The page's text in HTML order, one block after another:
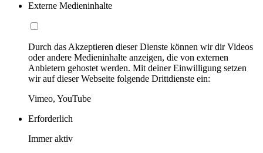
Externe Medieninhalte
Durch das Akzeptieren dieser Dienste können wir dir Videos
oder andere Medieninhalte anzeigen, die von externen
Anbietern gehostet werden. Mit deiner Einwilligung setzen
wir auf dieser Webseite folgende Drittdienste ein:
Vimeo, YouTube
Erforderlich
Immer aktiv